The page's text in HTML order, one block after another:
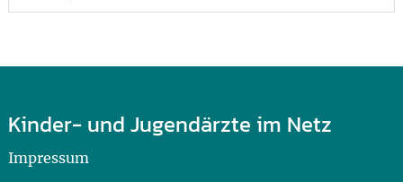
Kinder- und Jugendärzte im Netz
Impressum